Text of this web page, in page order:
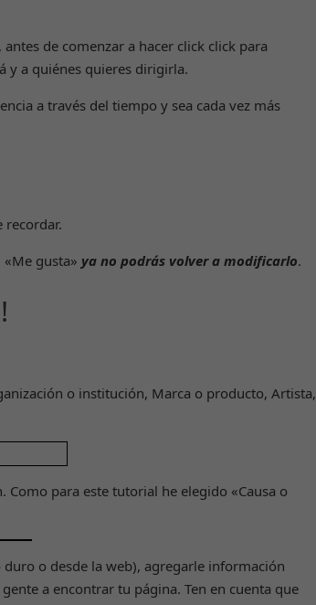
de comenzar a hacer click click para
y a quiénes quieres dirigirla.
a través del tiempo y sea cada vez más
recordar.
gusta» ya no podrás volver a modificarlo.
o institución, Marca o producto, Artista,
para este tutorial he elegido «Causa o
o desde la web), agregarle información
a encontrar tu página. Ten en cuenta que